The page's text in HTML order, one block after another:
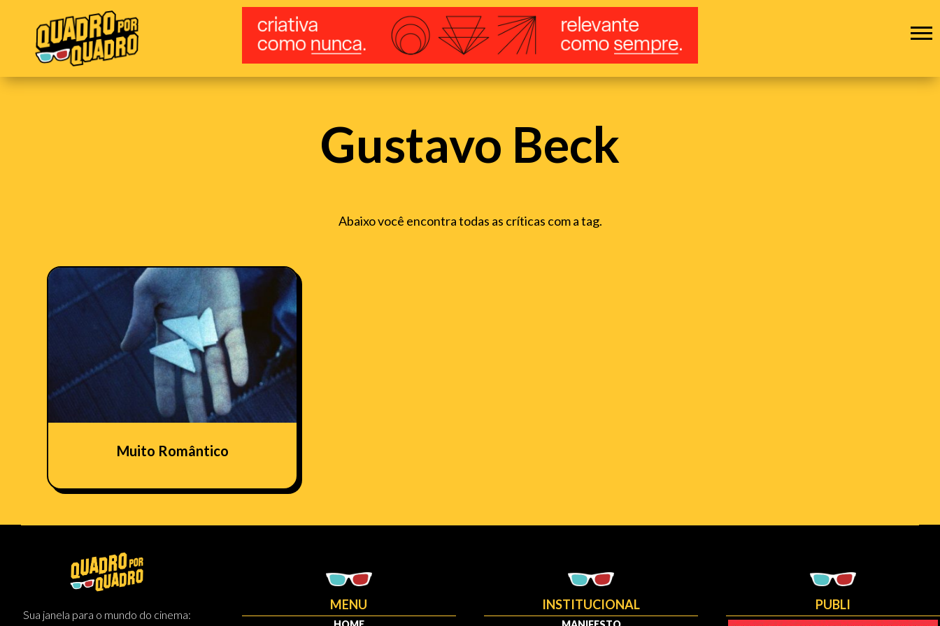
Gustavo Beck
Abaixo você encontra todas as críticas com a tag.
Muito Romântico
Sua janela para o mundo do cinema:
MENU INSTITUCIONAL PUBLI